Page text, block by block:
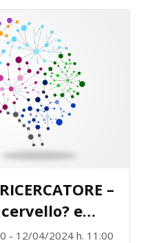
–
e
- 12/04/2024 h. 11:00